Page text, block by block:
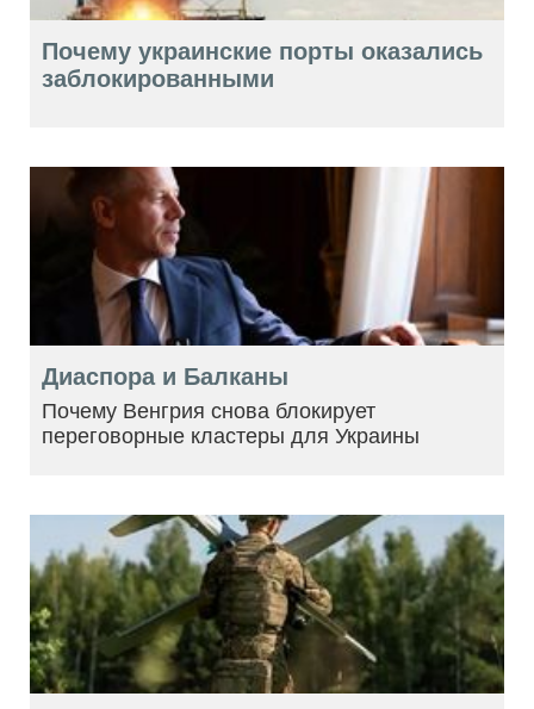
Почему украинские порты оказались
заблокированными
Диаспора и Балканы
Почему Венгрия снова блокирует
переговорные кластеры для Украины